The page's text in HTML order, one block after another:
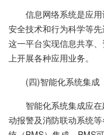
信息网络系统是应用
安全技术和行为科学等
这一平台实现信息共享
上开展各种应用业务。
(四)智能化系统集成
智能化系统集成应
动报警及消防联动系统等